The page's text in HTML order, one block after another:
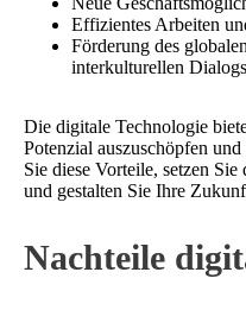
Effizientes Arbeiten
Förderung des
interkulturellen Dialogs
Die digitale Technologie
Potenzial auszuschöpfen
Sie diese Vorteile, setzen
und gestalten Sie Ihre
Nachteile